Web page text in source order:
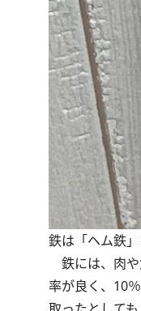
鉄は「ヘム鉄
鉄には、肉や
率が良く、10